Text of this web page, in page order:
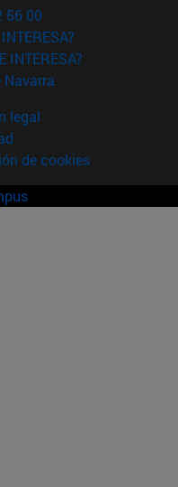
56 00
INTERESA?
legal
de cookies